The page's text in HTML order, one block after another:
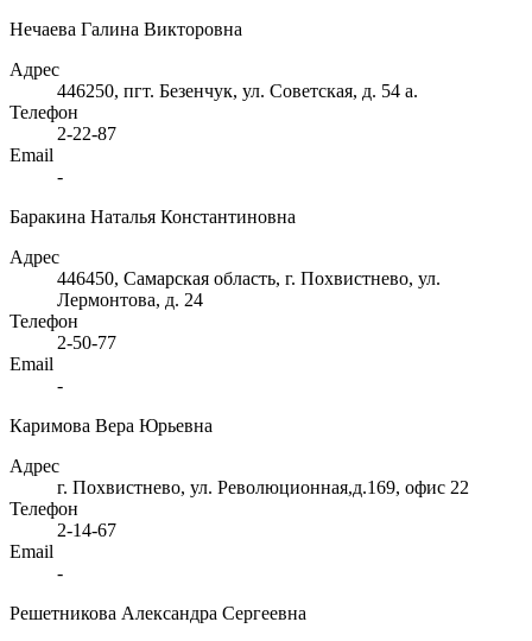
Нечаева Галина Викторовна
Адрес
446250, пгт. Безенчук, ул. Советская, д. 54 а.
Телефон
2-22-87
Email
-
Баракина Наталья Константиновна
Адрес
446450, Самарская область, г. Похвистнево, ул.
Лермонтова, д. 24
Телефон
2-50-77
Email
-
Каримова Вера Юрьевна
Адрес
г. Похвистнево, ул. Революционная,д.169, офис 22
Телефон
2-14-67
Email
-
Решетникова Александра Сергеевна